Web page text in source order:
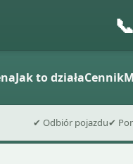
Jak to działaCennik
✔ Odbiór pojazdu✔